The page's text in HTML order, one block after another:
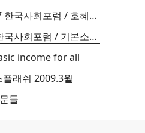
[이명현 발표문] 2011.02.17 한국사회포럼 / 호혜성(Reciprocity)과 기본소득
[금민 발표문] 2011.02.17 한국사회포럼 / 기본소득의 정치철학
income for all
래쉬 2009.3월
들